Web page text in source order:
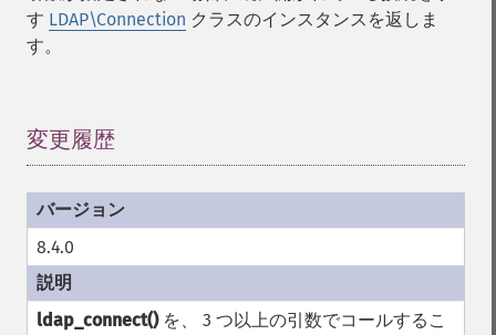
す LDAP\Connection クラスのインスタンスを返しま
す。
変更履歴
8.4.0
ldap_connect()を、 3 つ以上の引数でコールするこ